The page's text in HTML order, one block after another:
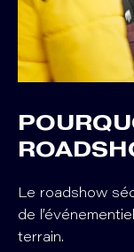
Le roadshow
de
terrain.